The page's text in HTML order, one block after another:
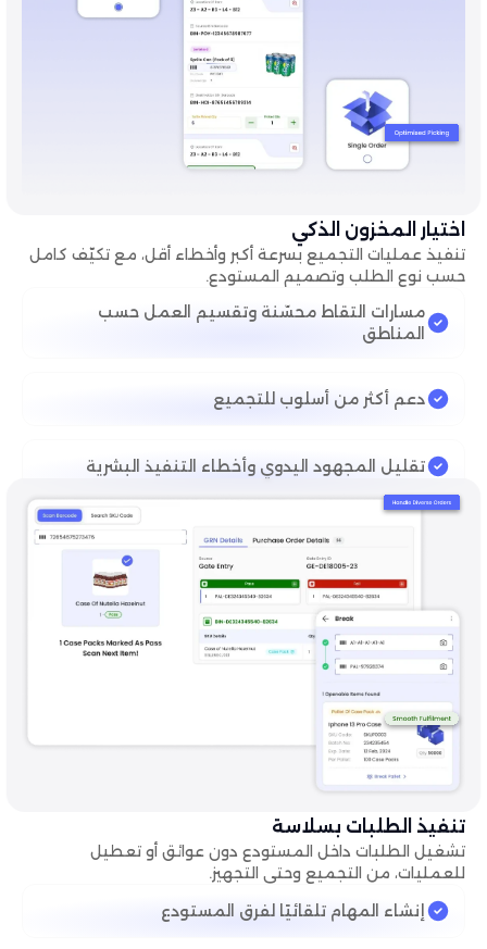
اختيار المخزون الذكي
تنفيذ عمليات التجميع بسرعة أكبر وأخطاء أقل، مع تكيّف كامل
حسب نوع الطلب وتصميم المستودع.
مسارات التقاط محسّنة وتقسيم العمل حسب
المناطق
دعم أكثر من أسلوب للتجميع
تقليل المجهود اليدوي وأخطاء التنفيذ البشرية
تنفيذ الطلبات بسلاسة
تشغيل الطلبات داخل المستودع دون عوائق أو تعطيل
للعمليات، من التجميع وحتى التجهيز.
إنشاء المهام تلقائيًا لفرق المستودع